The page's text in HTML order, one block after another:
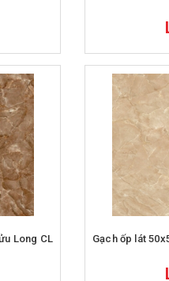
Gạch ốp lát 50x50 Viglacera Cửu